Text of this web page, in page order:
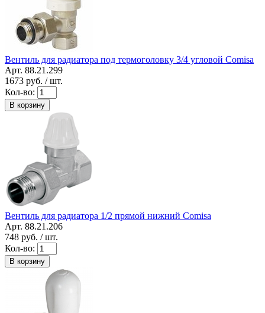
Вентиль для радиатора под термоголовку 3/4 угловой Comisa
Арт. 88.21.299
1673 руб. / шт.
Кол-во:
В корзину
Вентиль для радиатора 1/2 прямой нижний Comisa
Арт. 88.21.206
748 руб. / шт.
Кол-во:
В корзину